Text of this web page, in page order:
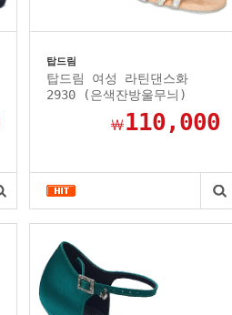
탑드림
탑드림 여성 라틴댄스화
2930 (은색잔방울무늬)
￦110,000